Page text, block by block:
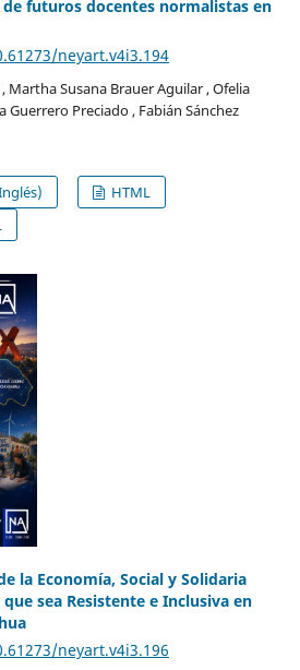
futuros docentes normalistas en
neyart.v4i3.194
Martha Susana Brauer Aguilar , Ofelia
Guerrero Preciado , Fabián Sánchez
HTML
la Economía, Social y Solidaria
sea Resistente e Inclusiva en
neyart.v4i3.196